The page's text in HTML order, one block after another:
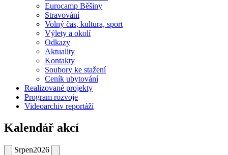
Eurocamp Běšiny
Stravování
Volný čas, kultura, sport
Výlety a okolí
Odkazy
Aktuality
Kontakty
Soubory ke stažení
Ceník ubytování
Realizované projekty
Program rozvoje
Videoarchiv reportáží
Kalendář akcí
Srpen2026